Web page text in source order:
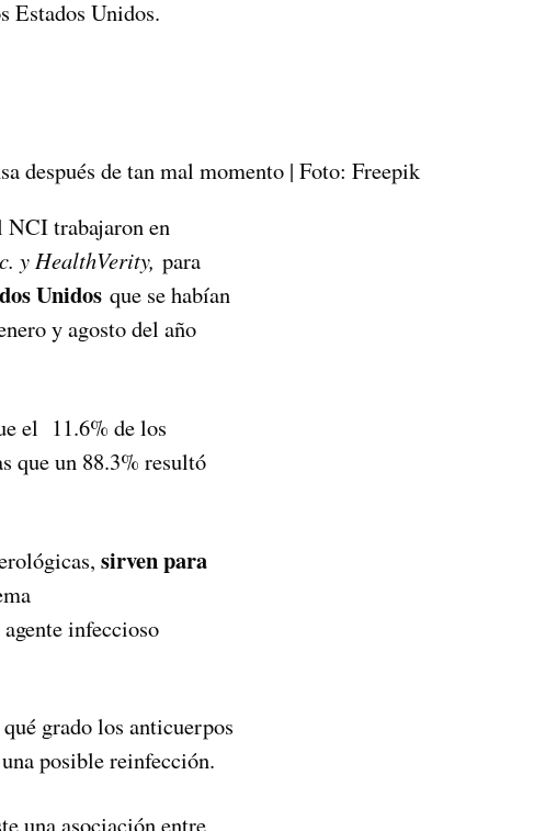
Estados Unidos.
después de tan mal momento | Foto: Freepik
NCI trabajaron en
y HealthVerity, para
Unidos que se habían
y agosto del año
el 11.6% de los
que un 88.3% resultó
sirven para
infeccioso
grado los anticuerpos
posible reinfección.
una asociación entre